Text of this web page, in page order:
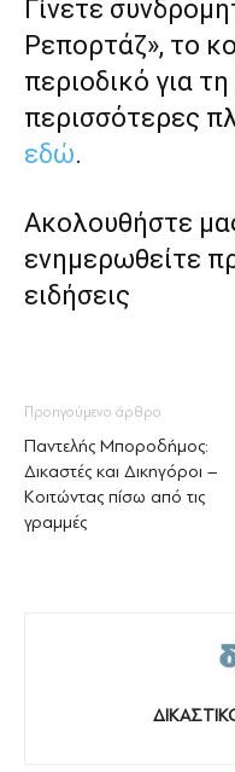
Γίνετε
Ρεπορτάζ», το
περιοδικό για
περισσότερες
εδώ.
Ακολουθήστε
ενημερωθείτε
ειδήσεις
Προηγούμενο άρθρο
Παντελής Μποροδήμος:
Δικαστές και Δικηγόροι –
Κοιτώντας πίσω από τις
γραμμές